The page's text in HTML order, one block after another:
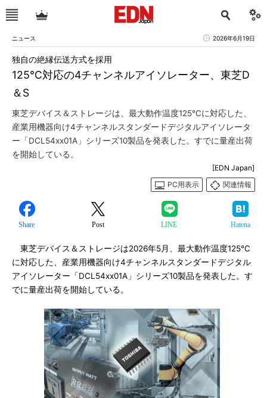
ニュース 2026年6月19日
125℃対応の4チャンネルアイソレーター、東芝D
＆S
独自の絶縁伝送方式を採用
東芝デバイス＆ストレージは、最大動作温度125℃に対応した、
産業用機器向け4チャンネルスタンダードデジタルアイソレータ
ー「DCL54xx01A」シリーズ10製品を発表した。すでに量産出荷
を開始している。
[EDN Japan]
PC用表示
関連情報
Share Post LINE Hatena
東芝デバイス＆ストレージは2026年5月、最大動作温度125℃
に対応した、産業用機器向け4チャンネルスタンダードデジタル
アイソレーター「DCL54xx01A」シリーズ10製品を発表した。す
でに量産出荷を開始している。